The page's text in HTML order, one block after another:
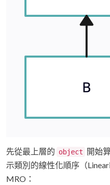
先從最上層的 object 開始
示類別的線性化順序（
MRO：